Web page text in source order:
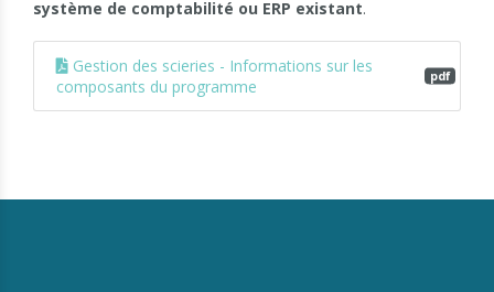
système de comptabilité ou ERP existant.
pdf
Gestion des scieries - Informations sur les
composants du programme